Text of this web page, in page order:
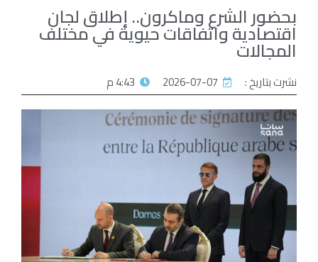
بحضور الشرع وماكرون.. إطلاق لجان
اقتصادية واتفاقات حيوية في مختلف
المجالات
نشرت بتاريخ : 2026-07-07 4:43 م